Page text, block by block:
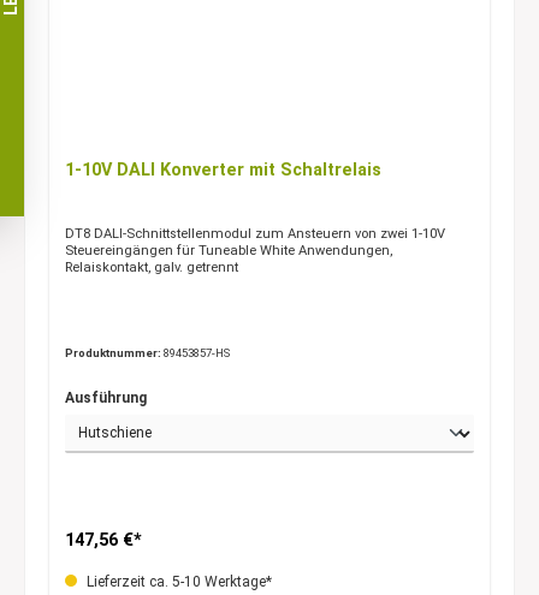
1-10V DALI Konverter mit Schaltrelais
DT8 DALI-Schnittstellenmodul zum Ansteuern von zwei 1-10V
Steuereingängen für Tuneable White Anwendungen,
Relaiskontakt, galv. getrennt
Produktnummer: 89453857-HS
Ausführung
147,56 €*
Lieferzeit ca. 5-10 Werktage*